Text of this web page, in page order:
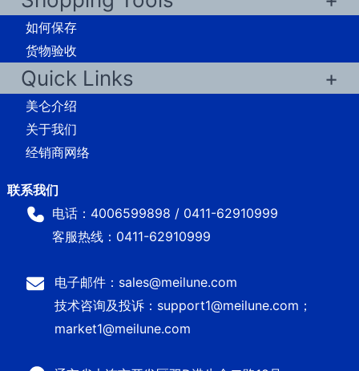
如何保存
货物验收
Quick Links
美仑介绍
关于我们
经销商网络
电话：4006599898 / 0411-62910999
客服热线：0411-62910999
电子邮件：sales@meilune.com
技术咨询及投诉：support1@meilune.com；
market1@meilune.com